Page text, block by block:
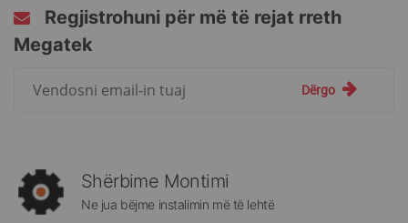
Regjistrohuni për më të rejat rreth
Megatek
rreth
Megatek:
Dërgo
Shërbime Montimi
Ne jua bëjme instalimin më të lehtë